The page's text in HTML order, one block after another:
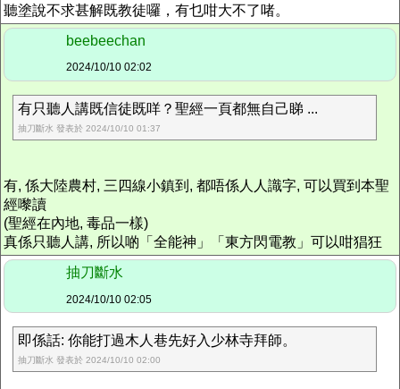
聽塗說不求甚解既教徒囉，有乜咁大不了啫。
beebeechan
2024/10/10 02:02
有只聽人講既信徒既咩？聖經一頁都無自己睇 ...
抽刀斷水 發表於 2024/10/10 01:37
有, 係大陸農村, 三四線小鎮到, 都唔係人人識字, 可以買到本聖
經嚟讀
(聖經在內地, 毒品一樣)
真係只聽人講, 所以啲「全能神」「東方閃電教」可以咁猖狂
抽刀斷水
2024/10/10 02:05
即係話: 你能打過木人巷先好入少林寺拜師。
抽刀斷水 發表於 2024/10/10 02:00